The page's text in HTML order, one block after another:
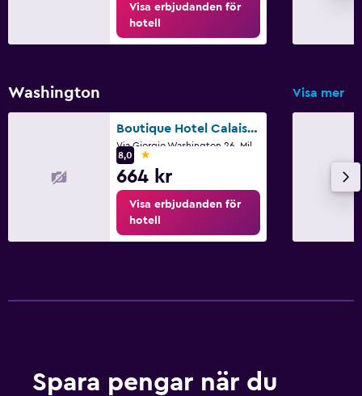
Visa erbjudanden för
hotell
Washington Visa mer
Boutique Hotel Calais Milano
8,0
1 stjärna
664 kr
Visa erbjudanden för
hotell
Spara pengar när du